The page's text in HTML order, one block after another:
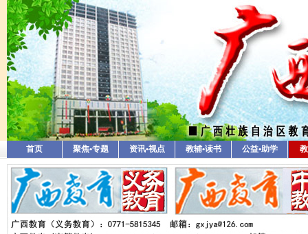
首页 聚焦•专题 资讯•视点 教辅•读书 公益•助学